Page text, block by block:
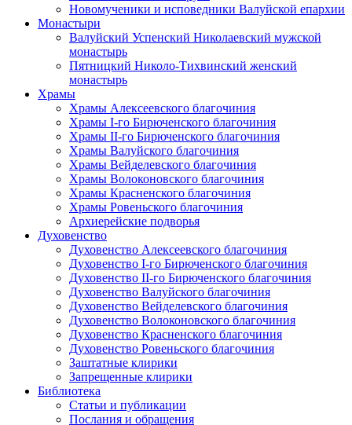
Новомученики и исповедники Валуйской епархии
Монастыри
Валуйский Успенский Николаевский мужской
монастырь
Пятницкий Николо-Тихвинский женский
монастырь
Храмы
Храмы Алексеевского благочиния
Храмы I-го Бирюченского благочиния
Храмы II-го Бирюченского благочиния
Храмы Валуйского благочиния
Храмы Вейделевского благочиния
Храмы Волоконовского благочиния
Храмы Красненского благочиния
Храмы Ровеньского благочиния
Архиерейские подворья
Духовенство
Духовенство Алексеевского благочиния
Духовенство I-го Бирюченского благочиния
Духовенство II-го Бирюченского благочиния
Духовенство Валуйского благочиния
Духовенство Вейделевского благочиния
Духовенство Волоконовского благочиния
Духовенство Красненского благочиния
Духовенство Ровеньского благочиния
Заштатные клирики
Запрещенные клирики
Библиотека
Статьи и публикации
Послания и обращения